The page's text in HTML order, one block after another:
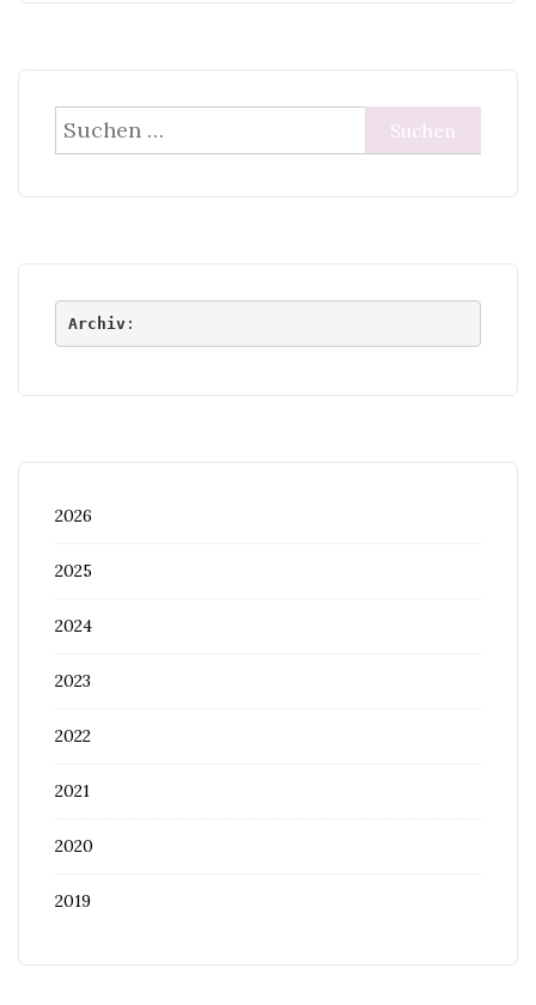
Suchen
nach:
Archiv:
2026
2025
2024
2023
2022
2021
2020
2019